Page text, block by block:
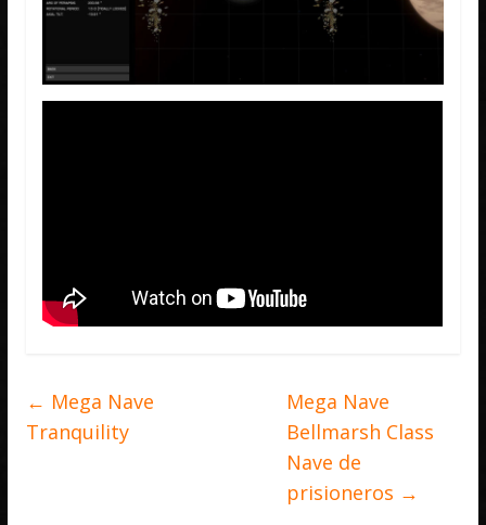
← Mega Nave
Tranquility
Mega Nave
Bellmarsh Class
Nave de
prisioneros →